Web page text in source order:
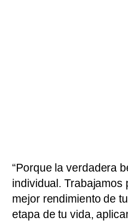
“Porque la verdadera
individual. Trabajamos
mejor rendimiento de
etapa de tu vida,